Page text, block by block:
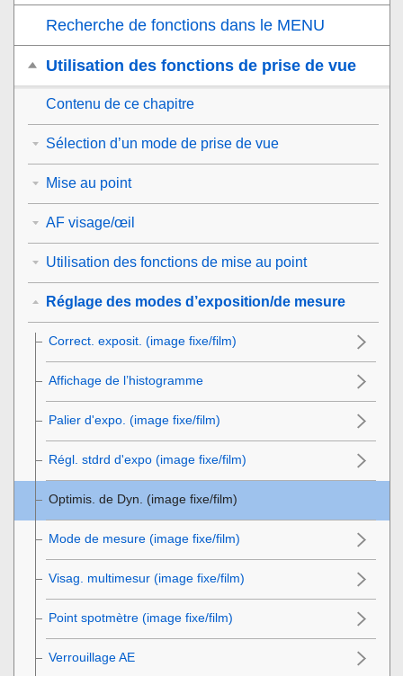
Recherche de fonctions dans le MENU
Utilisation des fonctions de prise de vue
Contenu de ce chapitre
Sélection d’un mode de prise de vue
Mise au point
AF visage/œil
Utilisation des fonctions de mise au point
Réglage des modes d’exposition/de mesure
Correct. exposit. (image fixe/film)
Affichage de l’histogramme
Palier d'expo. (image fixe/film)
Régl. stdrd d'expo (image fixe/film)
Optimis. de Dyn. (image fixe/film)
Mode de mesure (image fixe/film)
Visag. multimesur (image fixe/film)
Point spotmètre (image fixe/film)
Verrouillage AE